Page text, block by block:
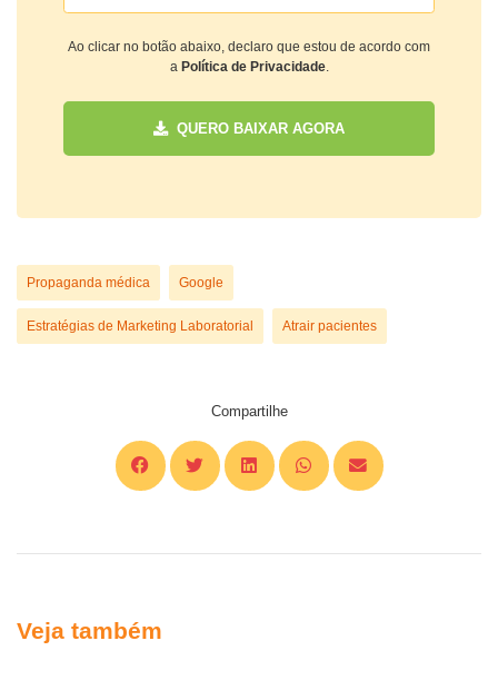
Ao clicar no botão abaixo, declaro que estou de acordo com
a Política de Privacidade.
QUERO BAIXAR AGORA
Propaganda médica Google
Estratégias de Marketing Laboratorial Atrair pacientes
Compartilhe
Veja também